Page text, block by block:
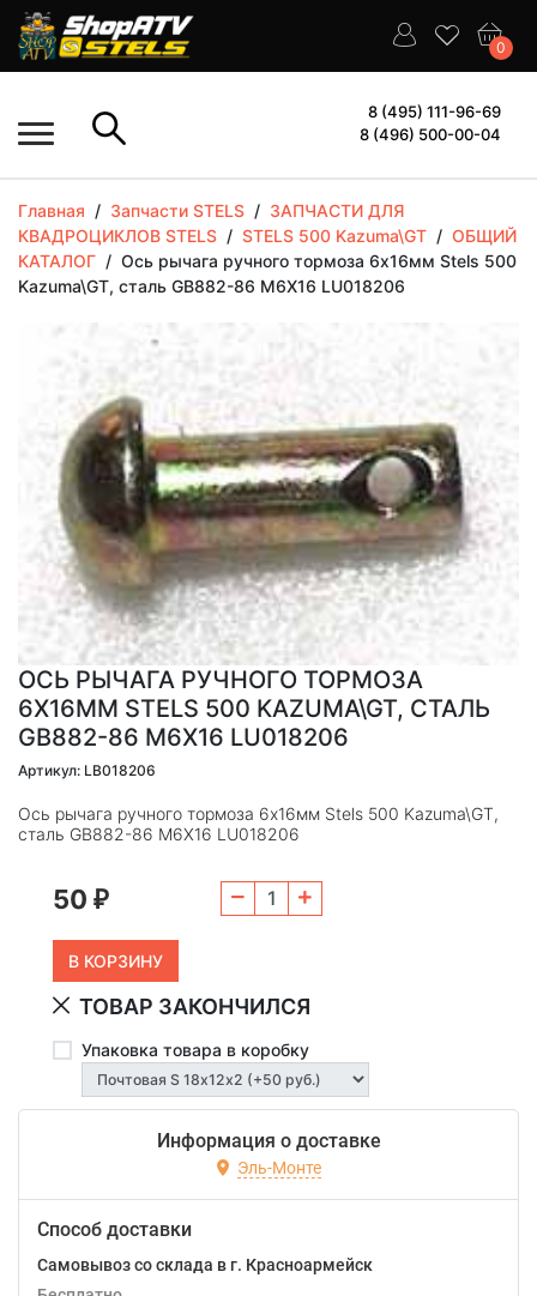
0
8 (495) 111-96-69
8 (496) 500-00-04
Главная / Запчасти STELS / ЗАПЧАСТИ ДЛЯ
КВАДРОЦИКЛОВ STELS / STELS 500 Kazuma\GT / ОБЩИЙ
КАТАЛОГ / Ось рычага ручного тормоза 6х16мм Stels 500
Kazuma\GT, сталь GB882-86 M6X16 LU018206
ОСЬ РЫЧАГА РУЧНОГО ТОРМОЗА
6Х16ММ STELS 500 KAZUMA\GT, СТАЛЬ
GB882-86 M6X16 LU018206
Артикул: LB018206
Ось рычага ручного тормоза 6х16мм Stels 500 Kazuma\GT,
сталь GB882-86 M6X16 LU018206
50 ₽
ТОВАР ЗАКОНЧИЛСЯ
Упаковка товара в коробку
Информация о доставке
Эль-Монте
Способ доставки
Самовывоз со склада в г. Красноармейск